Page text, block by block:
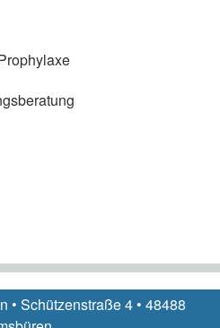
• Schützenstraße 4 • 48488